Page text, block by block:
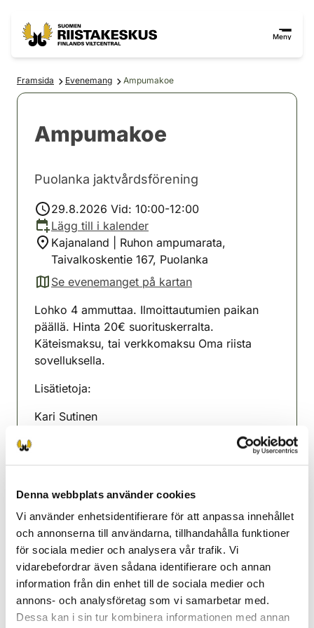
Denna webbplats använder cookies
Vi använder enhetsidentifierare för att anpassa innehållet
och annonserna till användarna, tillhandahålla funktioner
för sociala medier och analysera vår trafik. Vi
vidarebefordrar även sådana identifierare och annan
information från din enhet till de sociala medier och
annons- och analysföretag som vi samarbetar med.
Dessa kan i sin tur kombinera informationen med annan
Meny
Framsida Evenemang Ampumakoe
Ampumakoe
Puolanka jaktvårdsförening
29.8.2026 Vid: 10:00-12:00
Lägg till i kalender
Kajanaland | Ruhon ampumarata,
Taivalkoskentie 167, Puolanka
Se evenemanget på kartan
(avautuu uuteen välilehteen)
Lohko 4 ammuttaa. Ilmoittautumien paikan
päällä. Hinta 20€ suorituskerralta.
Käteismaksu, tai verkkomaksu Oma riista
sovelluksella.
Lisätietoja:
Kari Sutinen
Kajanaland
040-5793731
puolanka@rhy.riista.fi